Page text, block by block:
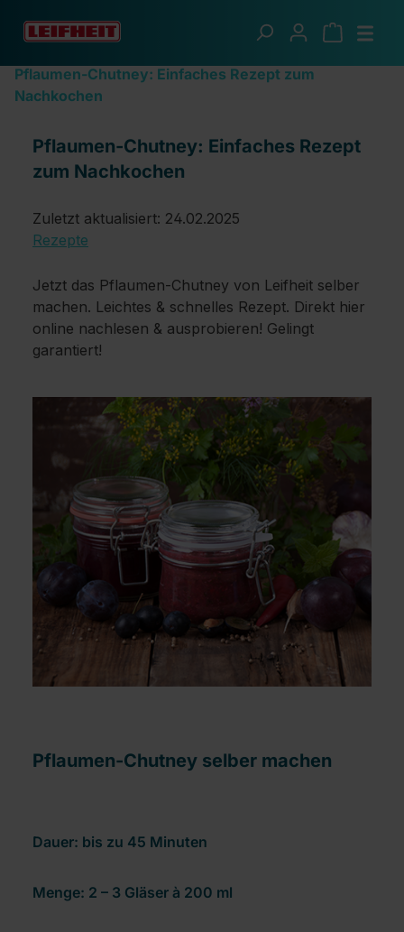
Zum Hauptinhalt springen
Pflaumen-Chutney: Einfaches Rezept zum
Nachkochen
Pflaumen-Chutney: Einfaches Rezept
zum Nachkochen
Zuletzt aktualisiert: 24.02.2025
Rezepte
Jetzt das Pflaumen-Chutney von Leifheit selber
machen. Leichtes & schnelles Rezept. Direkt hier
online nachlesen & ausprobieren! Gelingt
garantiert!
Pflaumen-Chutney selber machen
Dauer: bis zu 45 Minuten
Menge: 2 – 3 Gläser à 200 ml